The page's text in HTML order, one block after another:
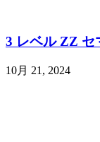
3 レベル ZZ セ
10月 21, 2024